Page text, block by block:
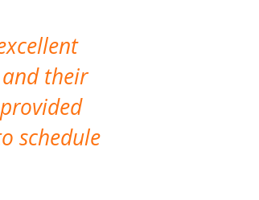
their
schedule